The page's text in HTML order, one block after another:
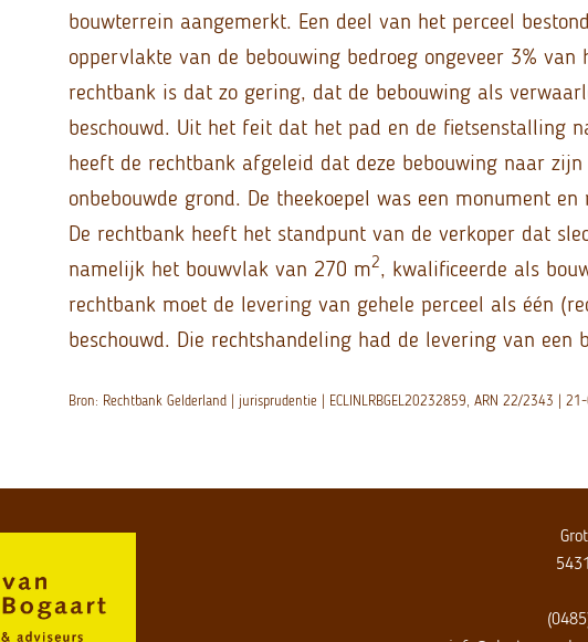
bouwterrein aangemerkt. Een deel van het perceel
oppervlakte van de bebouwing bedroeg ongeveer 3% van
rechtbank is dat zo gering, dat de bebouwing als
beschouwd. Uit het feit dat het pad en de fietsenstalling
heeft de rechtbank afgeleid dat deze bebouwing naar
onbebouwde grond. De theekoepel was een monument
De rechtbank heeft het standpunt van de verkoper dat
namelijk het bouwvlak van 270 m2, kwalificeerde als
rechtbank moet de levering van gehele perceel als één
beschouwd. Die rechtshandeling had de levering van een
Bron: Rechtbank Gelderland | jurisprudentie | ECLINLRBGEL20232859, ARN 22/2343 |